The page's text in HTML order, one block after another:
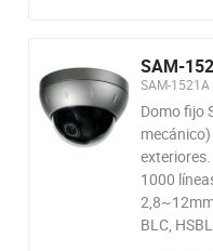
SAM-
SAM-1521A
Domo fijo
1000
BLC,